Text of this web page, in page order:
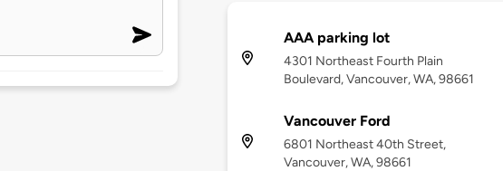
AAA parking lot
4301 Northeast Fourth Plain
Boulevard, Vancouver, WA, 98661
Vancouver Ford
6801 Northeast 40th Street,
Vancouver, WA, 98661